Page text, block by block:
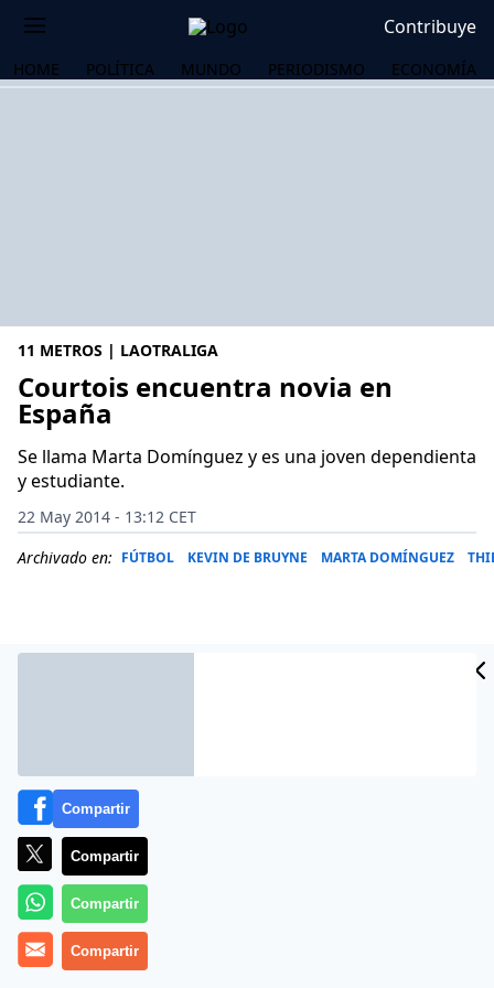
Contribuye
HOME POLÍTICA MUNDO PERIODISMO ECONOMÍA
11 METROS | LAOTRALIGA
Courtois encuentra novia en
España
Se llama Marta Domínguez y es una joven dependienta
y estudiante.
22 May 2014 - 13:12 CET
Archivado en: FÚTBOL KEVIN DE BRUYNE MARTA DOMÍNGUEZ
Más información
Compartir
Compartir
Compartir
Compartir